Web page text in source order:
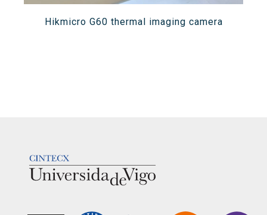
Hikmicro G60 thermal imaging camera